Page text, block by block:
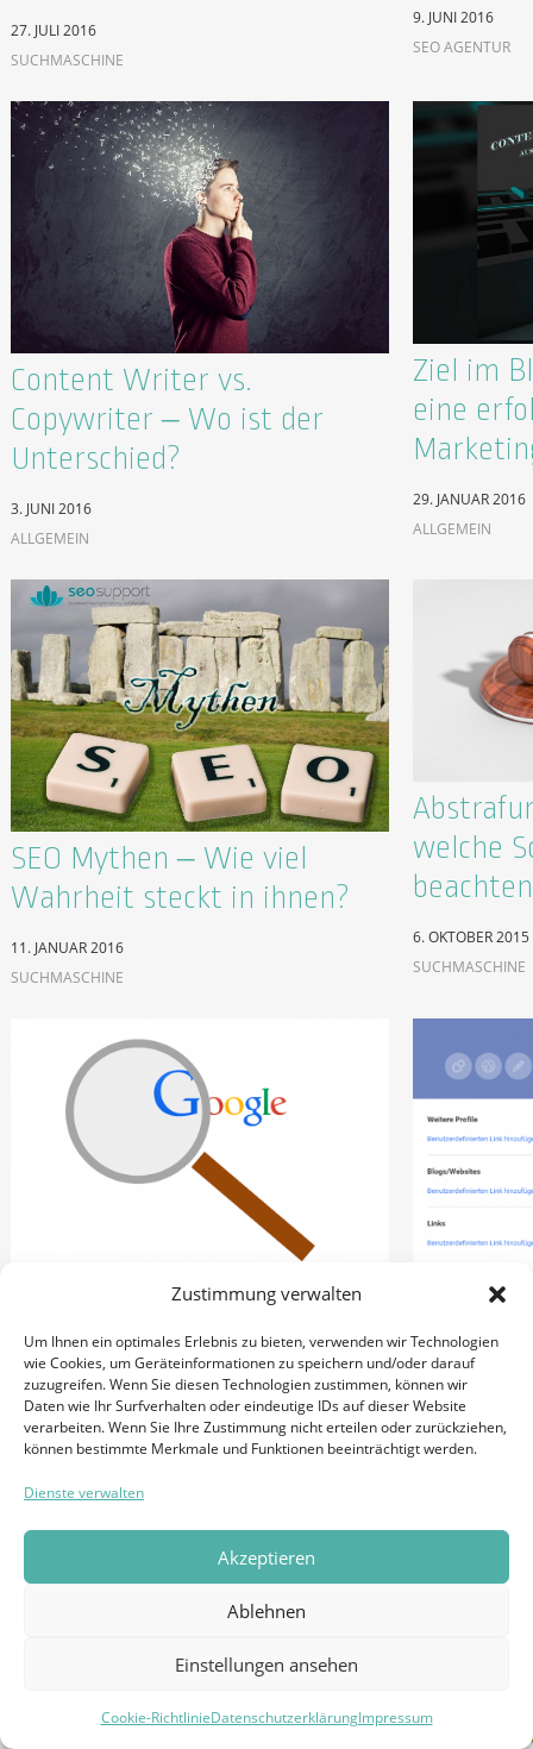
Zustimmung verwalten
Um Ihnen ein optimales Erlebnis zu bieten, verwenden wir Technologien
wie Cookies, um Geräteinformationen zu speichern und/oder darauf
zuzugreifen. Wenn Sie diesen Technologien zustimmen, können wir
Daten wie Ihr Surfverhalten oder eindeutige IDs auf dieser Website
verarbeiten. Wenn Sie Ihre Zustimmung nicht erteilen oder zurückziehen,
können bestimmte Merkmale und Funktionen beeinträchtigt werden.
Dienste verwalten
Akzeptieren
Ablehnen
Einstellungen ansehen
Cookie-RichtlinieDatenschutzerklärungImpressum
27. JULI 2016
SUCHMASCHINE
9. JUNI 2016
SEO AGENTUR
Content Writer vs.
Copywriter – Wo ist der
Unterschied?
3. JUNI 2016
ALLGEMEIN
Ziel im
eine
29. JANUAR 2016
ALLGEMEIN
SEO Mythen – Wie viel
Wahrheit steckt in ihnen?
11. JANUAR 2016
SUCHMASCHINE
welche
6. OKTOBER 2015
SUCHMASCHINE
Reputationsmanagement-
Fehlschläge: Warum der
gute Ruf niemals ein
Zufallsprodukt sein darf
31. AUGUST 2015
29. JUNI 2015
SUCHMASCHINE